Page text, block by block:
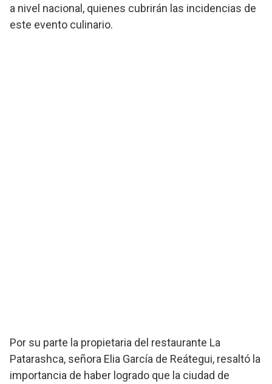
a nivel nacional, quienes cubrirán las incidencias de
este evento culinario.
Por su parte la propietaria del restaurante La
Patarashca, señora Elia García de Reátegui, resaltó la
importancia de haber logrado que la ciudad de